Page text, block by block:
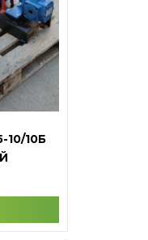
10Б